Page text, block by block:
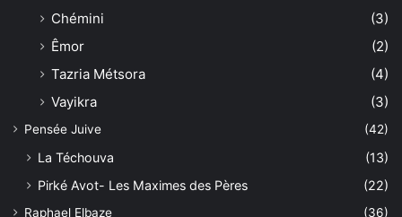
Chémini
(3)
Êmor
(2)
Tazria Métsora
(4)
Vayikra
(3)
Pensée Juive (42)
La Téchouva
(13)
Pirké Avot- Les Maximes des Pères
(22)
Raphael Elbaze
(36)